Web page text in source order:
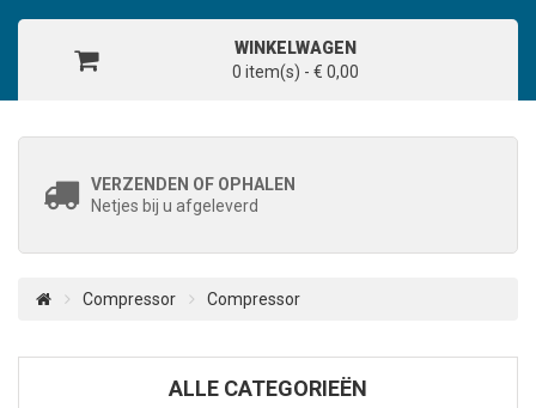
WINKELWAGEN
0 item(s) - € 0,00
VERZENDEN OF OPHALEN
Netjes bij u afgeleverd
Compressor Compressor
ALLE CATEGORIEËN